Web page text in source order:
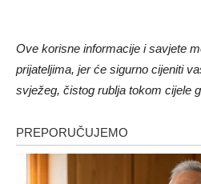
Ove korisne informacije i savjete
prijateljima, jer će sigurno cijeniti
svježeg, čistog rublja tokom cijele